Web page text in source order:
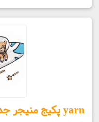
yarn پکیج منیجر جدید جاوا اسکریپت